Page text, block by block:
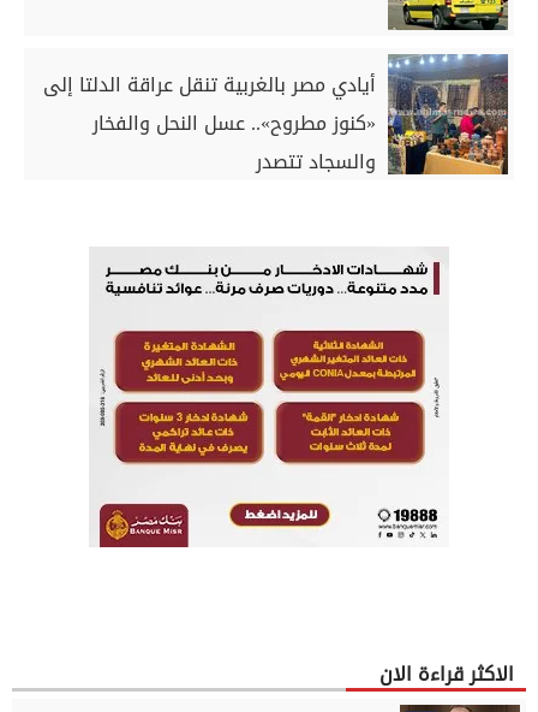
أيادي مصر بالغربية تنقل عراقة الدلتا إلى
«كنوز مطروح».. عسل النحل والفخار
والسجاد تتصدر
الاكثر قراءة الان